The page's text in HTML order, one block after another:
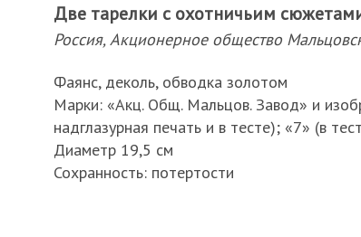
Две тарелки с охотничьим
Россия, Акционерное общество
Фаянс, деколь, обводка золотом
Марки: «Акц. Общ. Мальцов. Завод» и
надглазурная печать и в тесте); «7» (в
Диаметр 19,5 см
Сохранность: потертости